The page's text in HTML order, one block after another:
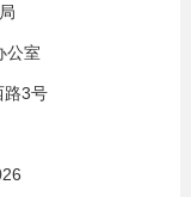
公室
路3号